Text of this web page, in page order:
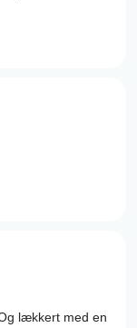
lækkert med en